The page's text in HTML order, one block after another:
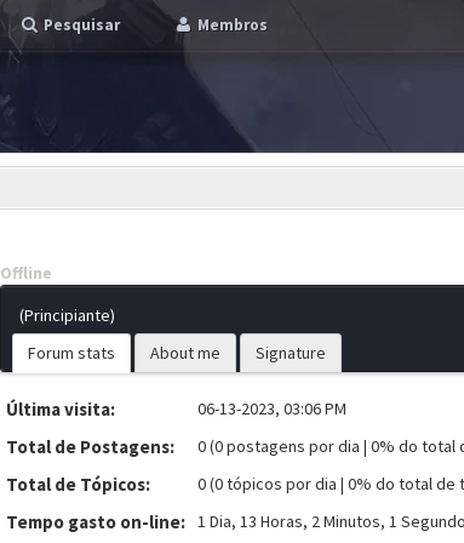
Pesquisar Membros
Offline
(Principiante)
Forum stats
About me Signature
Última visita: 06-13-2023, 03:06 PM
Total de Postagens: 0 (0 postagens por dia | 0% do total
Total de Tópicos: 0 (0 tópicos por dia | 0% do total de
Tempo gasto on-line: 1 Dia, 13 Horas, 2 Minutos, 1 Segundo